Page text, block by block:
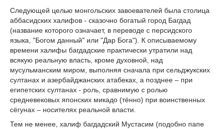
Следующей целью монгольских завоевателей была столица
аббасидских халифов - сказочно богатый город Багдад
(название которого означает, в переводе с персидского
языка, "Богом данный" или "Дар Бога"). К описываемому
времени халифы багдадские практически утратили над
всякую реальную власть, кроме духовной, над
мусульманским миром, выполняя сначала при сельджукских
султанах и азербайджанских атабеках, а позднее – при
египетских султанах - роль, сравнимую с ролью
средневековых японских микадо (тённо) при воинственных
сёгунах – носителях реальной власти.
Тем не менее, халиф багдадский Мустасим (подобно папе